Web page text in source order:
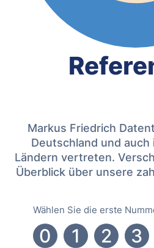
Markus Friedrich
Deutschland und auch
Ländern vertreten.
Überblick über unsere
Wählen Sie die erste
0 1 2 3